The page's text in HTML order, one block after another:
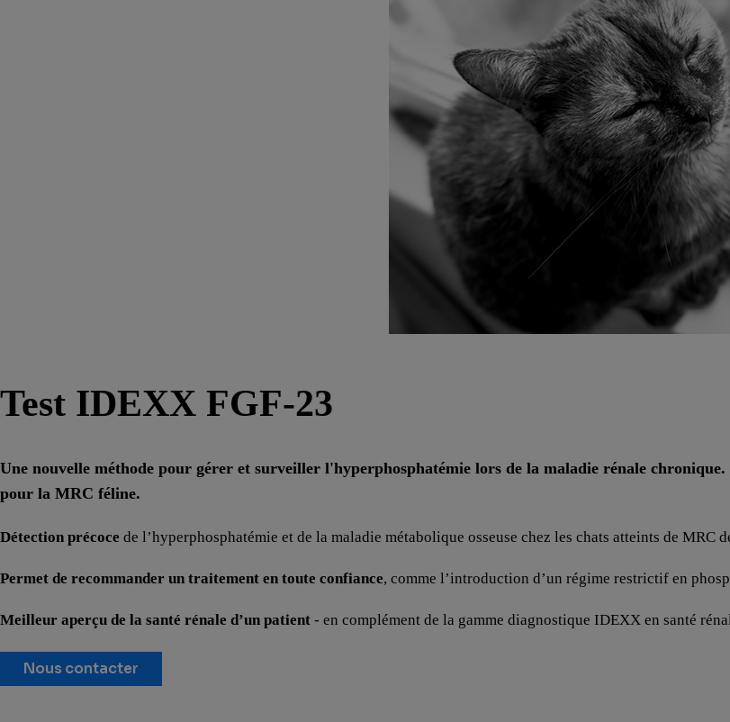
Test IDEXX FGF-23
Une nouvelle méthode pour gérer et surveiller l'hyperphosphatémie lors de la maladie rénale
pour la MRC féline.
Détection précoce de l’hyperphosphatémie et de la maladie métabolique osseuse chez les chats atteints de MRC
Permet de recommander un traitement en toute confiance, comme l’introduction d’un régime restrictif en
Meilleur aperçu de la santé rénale d’un patient - en complément de la gamme diagnostique IDEXX en santé
Nous contacter